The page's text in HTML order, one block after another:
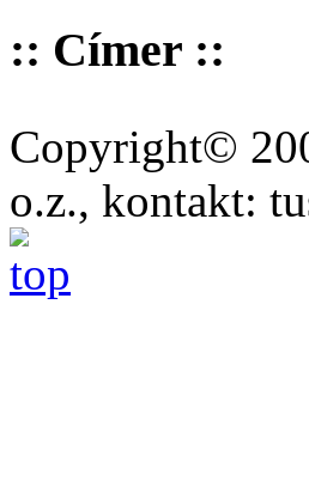
:: Címer ::
Copyright©
o.z., kontakt: